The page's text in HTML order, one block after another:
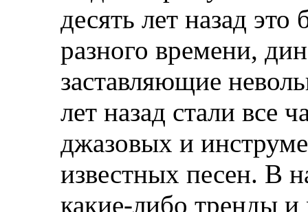
десять лет назад
разного времени,
заставляющие
лет назад стали все
джазовых и
известных песен. В
какие-либо тренды и